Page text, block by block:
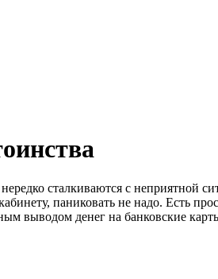
сталкиваются с неприятной
паниковать не надо. Есть
выводом денег на банковские